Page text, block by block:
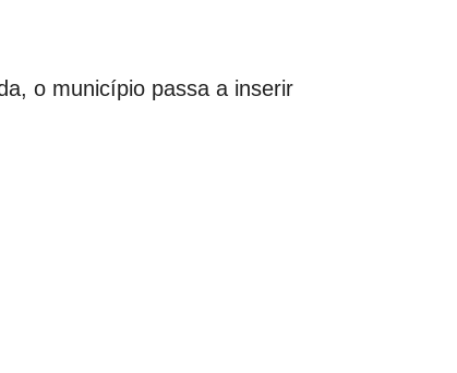
o município passa a inserir